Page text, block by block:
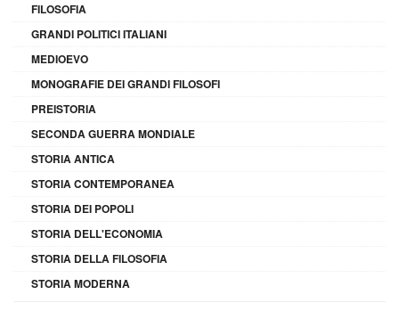
FILOSOFIA
GRANDI POLITICI ITALIANI
MEDIOEVO
MONOGRAFIE DEI GRANDI FILOSOFI
PREISTORIA
SECONDA GUERRA MONDIALE
STORIA ANTICA
STORIA CONTEMPORANEA
STORIA DEI POPOLI
STORIA DELL'ECONOMIA
STORIA DELLA FILOSOFIA
STORIA MODERNA